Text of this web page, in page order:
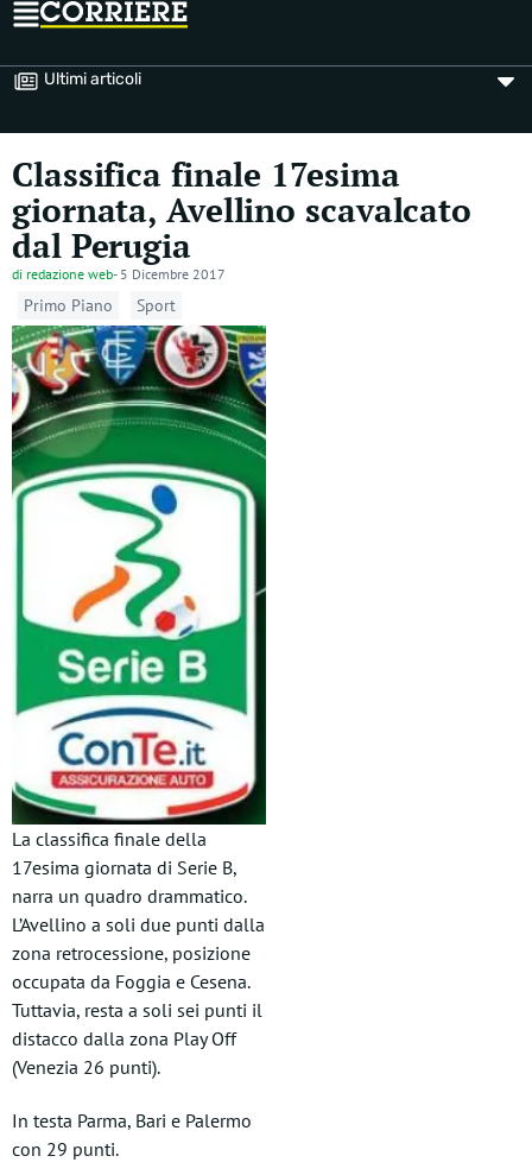
Ultimi articoli
Classifica finale 17esima
giornata, Avellino scavalcato
dal Perugia
di redazione web- 5 Dicembre 2017
Primo Piano Sport
La classifica finale della
17esima giornata di Serie B,
narra un quadro drammatico.
L’Avellino a soli due punti dalla
zona retrocessione, posizione
occupata da Foggia e Cesena.
Tuttavia, resta a soli sei punti il
distacco dalla zona Play Off
(Venezia 26 punti).
In testa Parma, Bari e Palermo
con 29 punti.